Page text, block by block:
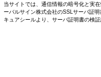
当サイトでは、通信情報の暗号化と実
ーバルサイン株式会社のSSLサーバ証
キュアシールより、サーバ証明書の検証